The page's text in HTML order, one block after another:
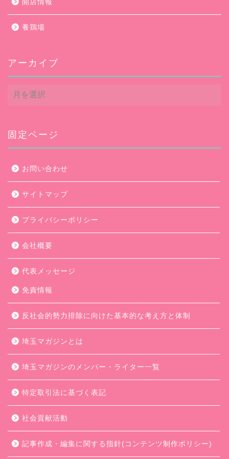
開店情報
養鶏場
アーカイブ
ア
ー
ブ
固定ページ
お問い合わせ
サイトマップ
プライバシーポリシー
会社概要
代表メッセージ
免責情報
反社会的勢力排除に向けた基本的な考え方と体制
埼玉マガジンとは
埼玉マガジンのメンバー・ライター一覧
特定取引法に基づく表記
社会貢献活動
記事作成・編集に関する指針(コンテンツ制作ポリシー)